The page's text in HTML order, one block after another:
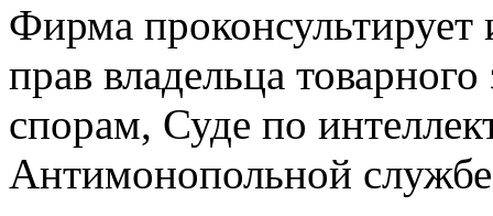
Фирма проконсультирует
прав владельца
спорам, Суде по
Антимонопольной